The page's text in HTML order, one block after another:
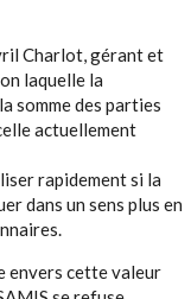
Charlot, gérant et
laquelle la
somme des parties
actuellement
rapidement si la
dans un sens plus en
envers cette valeur